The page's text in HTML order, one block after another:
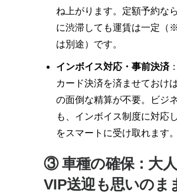
ね上がります。定額予約な
に渋滞しても運賃は一定（
は別途）です。
インボイス対応・事前決済
カード決済を済ませておけ
の面倒な精算が不要。ビジ
も、インボイス制度に対応
をスマートに受け取れます。
③ 車種の確保：大
VIP送迎も思いのま